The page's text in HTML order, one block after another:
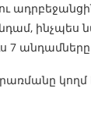
ու
ինչպես
7